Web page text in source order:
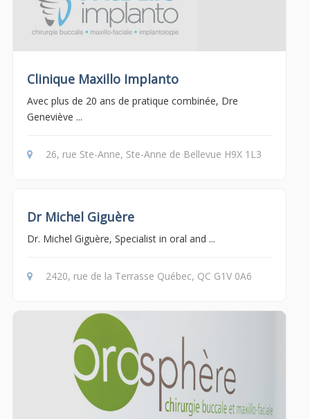
Clinique Maxillo Implanto
Avec plus de 20 ans de pratique combinée, Dre
Geneviève ...
26, rue Ste-Anne, Ste-Anne de Bellevue H9X 1L3
Dr Michel Giguère
Dr. Michel Giguère, Specialist in oral and ...
2420, rue de la Terrasse Québec, QC G1V 0A6